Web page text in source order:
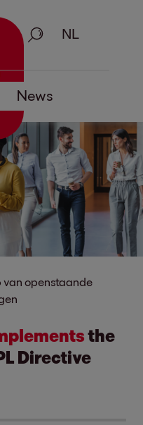
Zoeken
News
van openstaande
the
Directive